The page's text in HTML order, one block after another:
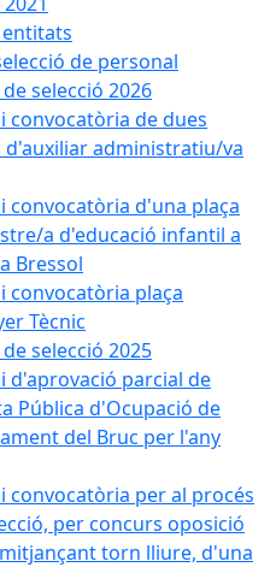
de personal
selecció 2026
i convocatòria de dues
d'auxiliar administratiu/va
i convocatòria d'una plaça
a d'educació infantil a
Bressol
convocatòria plaça
Tècnic
selecció 2025
d'aprovació parcial de
Pública d'Ocupació de
del Bruc per l'any
i convocatòria per al procés
per concurs oposició
torn lliure, d'una